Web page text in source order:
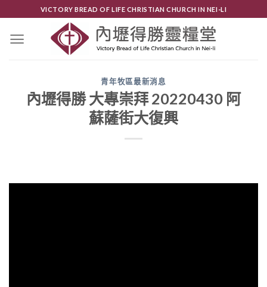
content
VICTORY BREAD OF LIFE CHRISTIAN CHURCH IN NEI-LI
青年牧區最新消息
內壢得勝 大專崇拜 20220430 阿
蘇薩街大復興